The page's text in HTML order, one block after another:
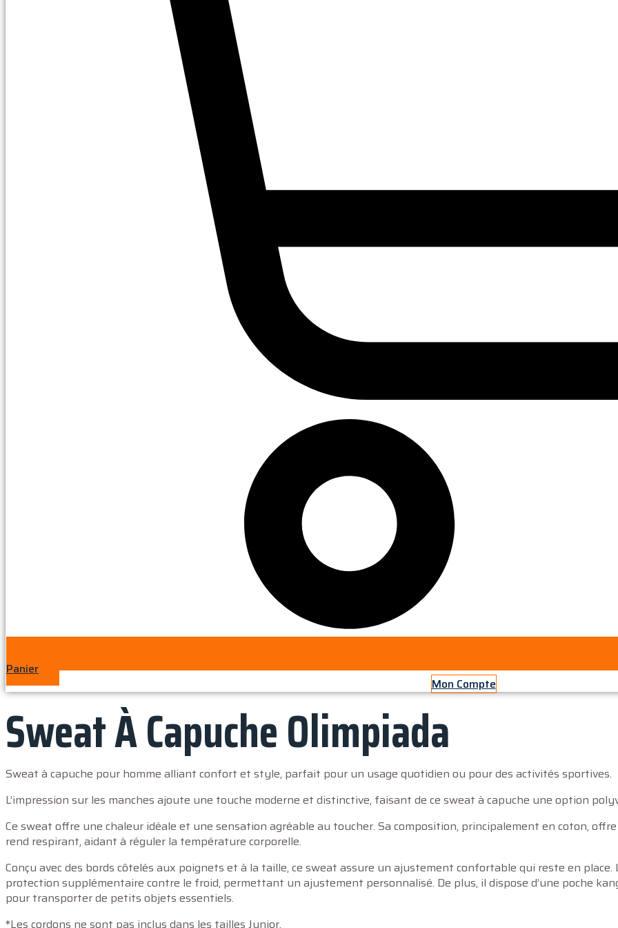
Panier
Mon Compte
Sweat À Capuche Olimpiada
Sweat à capuche pour homme alliant confort et style, parfait pour un usage quotidien ou pour des activités sportives.
L’impression sur les manches ajoute une touche moderne et distinctive, faisant de ce sweat à capuche une option
Ce sweat offre une chaleur idéale et une sensation agréable au toucher. Sa composition, principalement en coton,
rend respirant, aidant à réguler la température corporelle.
Conçu avec des bords côtelés aux poignets et à la taille, ce sweat assure un ajustement confortable qui reste en
protection supplémentaire contre le froid, permettant un ajustement personnalisé. De plus, il dispose d’une poche
pour transporter de petits objets essentiels.
*Les cordons ne sont pas inclus dans les tailles Junior.